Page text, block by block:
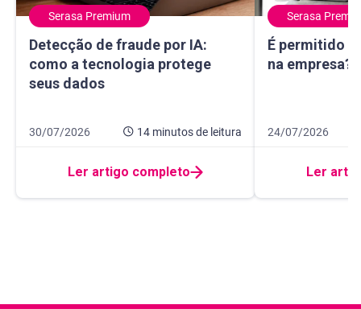
Serasa Premium
Detecção de fraude por IA:
como a tecnologia protege
seus dados
Detecção de fraude por IA: como a tecnologia protege
Data de publicação 30 de julho de 2026
30/07/2026 14 minutosde leitura
14 minutos de leitura
Ler artigo completo
Serasa
É permitido
na empresa?
É permitido
Data de
24/07/2026
9 minutos de
Ler